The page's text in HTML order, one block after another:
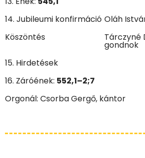
14. Jubileumi konfirmáció Oláh
Köszöntés
Tárczyné
gondnok
15. Hirdetések
16. Záróének: 552,1–2;7
Orgonál: Csorba Gergő, kántor